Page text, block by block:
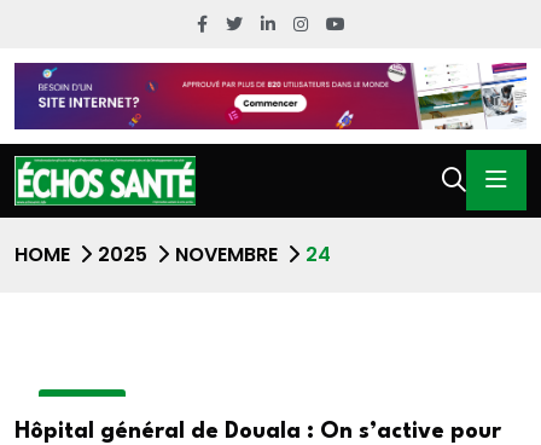
HOME 2025 NOVEMBRE 24
Hôpital général de Douala : On s’active pour